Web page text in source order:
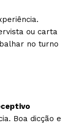
ou carta
no turno
Boa dicção e